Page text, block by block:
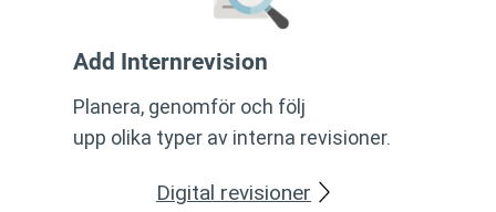
Add Internrevision
Planera, genomför och följ
upp olika typer av interna revisioner.
Digital revisioner